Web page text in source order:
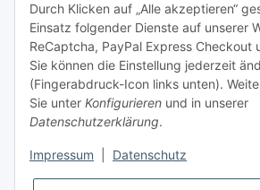
E-Mail:mail@texcorner.de
Durch Klicken auf „Alle akzeptieren“
Einsatz folgender Dienste auf unserer
ReCaptcha, PayPal Express Checkout
Sie können die Einstellung jederzeit
(Fingerabdruck-Icon links unten).
Sie unter Konfigurieren und in unserer
Datenschutzerklärung.
Impressum Datenschutz